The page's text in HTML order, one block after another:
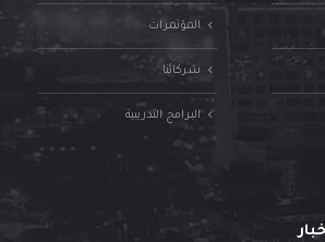
المؤتمرات
شركائنا
البرامج التدريبية